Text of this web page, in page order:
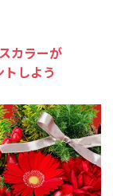
カラーが
しよう